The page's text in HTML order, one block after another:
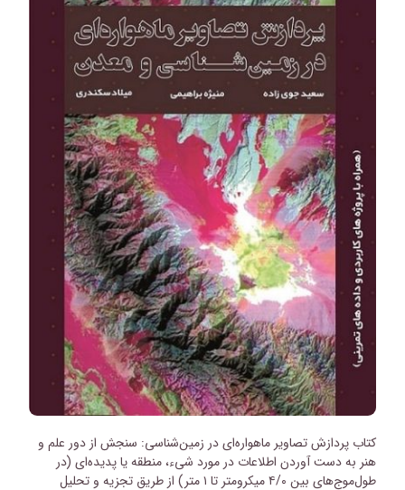
کتاب پردازش تصاویر ماهواره‌ای در زمین‌شناسی: سنجش از دور علم و
هنر به دست آوردن اطلاعات در مورد شیء، منطقه یا پدیده‌ای (در
طول‌موج‌های بین ۴/۰ میکرومتر تا ۱ متر) از طریق تجزیه و تحلیل